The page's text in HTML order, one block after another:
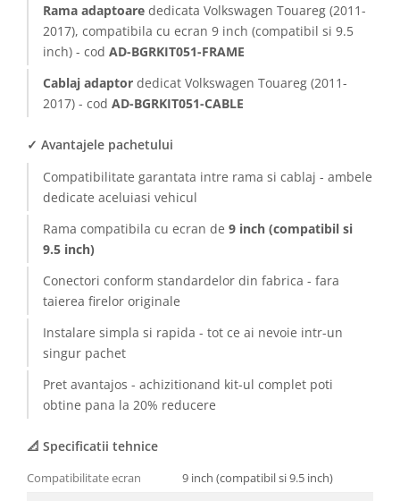
Conectică Auto
Conectică Auto
Conectică Audi
Conectică Volkswagen
Conectică Mercedes Benz
Conectică Ford
Conectică Opel
Conectică Skoda
Conectică Honda
Conectică Chevrolet
Conectică Suzuki
Rama adaptoare dedicata Volkswagen Touareg (2011-
2017), compatibila cu ecran 9 inch (compatibil si 9.5
inch) - cod AD-BGRKIT051-FRAME
Cablaj adaptor dedicat Volkswagen Touareg (2011-
2017) - cod AD-BGRKIT051-CABLE
✓ Avantajele pachetului
Compatibilitate garantata intre rama si cablaj - ambele
dedicate aceluiasi vehicul
Rama compatibila cu ecran de 9 inch (compatibil si
9.5 inch)
Conectori conform standardelor din fabrica - fara
taierea firelor originale
Instalare simpla si rapida - tot ce ai nevoie intr-un
singur pachet
Pret avantajos - achizitionand kit-ul complet poti
obtine pana la 20% reducere
📐 Specificatii tehnice
Compatibilitate ecran
9 inch (compatibil si 9.5 inch)